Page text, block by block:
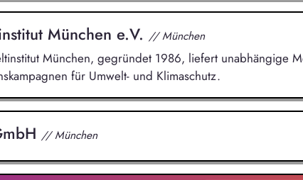
München e.V. // München
München, gegründet 1986, liefert unabhängige
für Umwelt- und Klimaschutz.
// München